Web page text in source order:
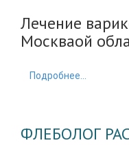
Лечение
Москваой
Подробнее...
ФЛЕБОЛОГ